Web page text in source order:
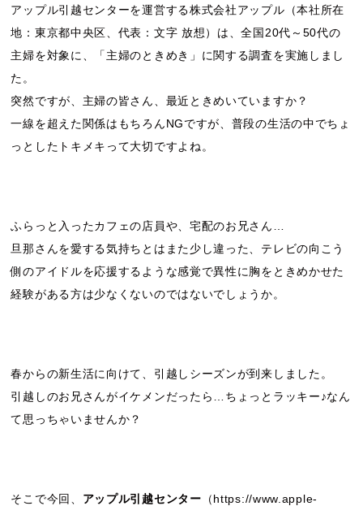
アップル引越センターを運営する株式会社アップル（本社所在
地：東京都中央区、代表：文字 放想）は、全国20代～50代の
主婦を対象に、「主婦のときめき」に関する調査を実施しまし
た。
突然ですが、主婦の皆さん、最近ときめいていますか？
一線を超えた関係はもちろんNGですが、普段の生活の中でちょ
っとしたトキメキって大切ですよね。
ふらっと入ったカフェの店員や、宅配のお兄さん…
旦那さんを愛する気持ちとはまた少し違った、テレビの向こう
側のアイドルを応援するような感覚で異性に胸をときめかせた
経験がある方は少なくないのではないでしょうか。
春からの新生活に向けて、引越しシーズンが到来しました。
引越しのお兄さんがイケメンだったら…ちょっとラッキー♪なん
て思っちゃいませんか？
そこで今回、 アップル引越センター （https://www.apple-